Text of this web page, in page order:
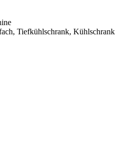
Tiefkühlschrank, Kühlschrank